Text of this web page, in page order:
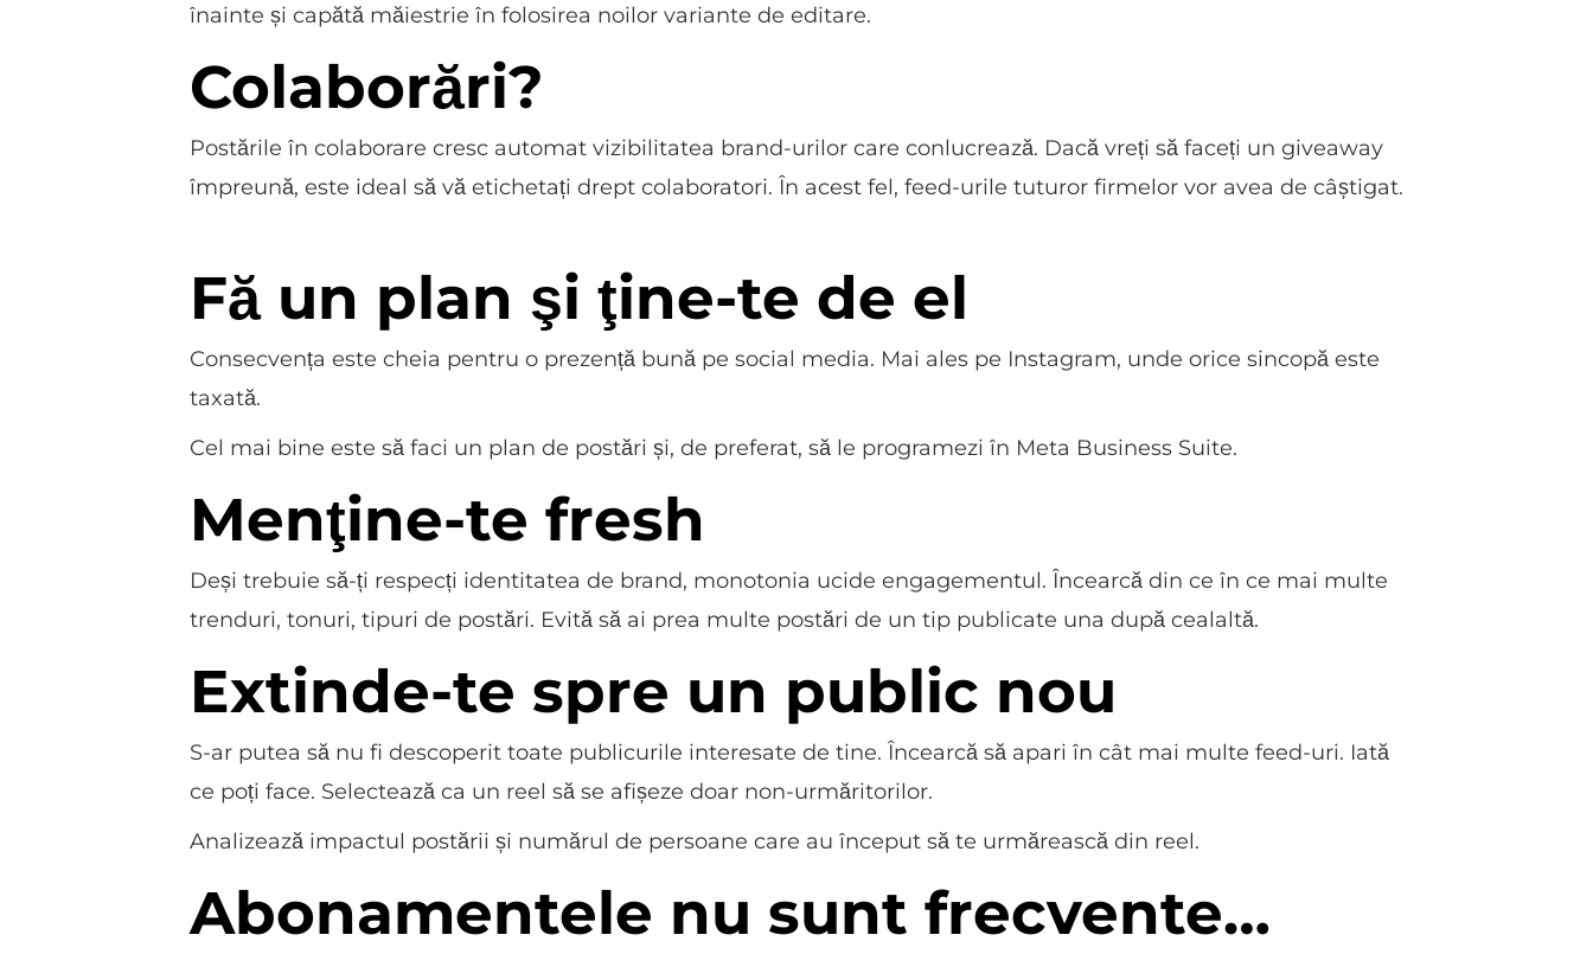
înainte și capătă măiestrie în folosirea noilor variante de editare.
Colaborări?
Postările în colaborare cresc automat vizibilitatea brand-urilor care conlucrează. Dacă vreți să faceți un giveaway
împreună, este ideal să vă etichetați drept colaboratori. În acest fel, feed-urile tuturor firmelor vor avea de câștigat.
Fă un plan şi ţine-te de el
Consecvența este cheia pentru o prezență bună pe social media. Mai ales pe Instagram, unde orice sincopă este
taxată.
Cel mai bine este să faci un plan de postări și, de preferat, să le programezi în Meta Business Suite.
Menţine-te fresh
Deși trebuie să-ți respecți identitatea de brand, monotonia ucide engagementul. Încearcă din ce în ce mai multe
trenduri, tonuri, tipuri de postări. Evită să ai prea multe postări de un tip publicate una după cealaltă.
Extinde-te spre un public nou
S-ar putea să nu fi descoperit toate publicurile interesate de tine. Încearcă să apari în cât mai multe feed-uri. Iată
ce poți face. Selectează ca un reel să se afișeze doar non-urmăritorilor.
Analizează impactul postării și numărul de persoane care au început să te urmărească din reel.
Abonamentele nu sunt frecvente…